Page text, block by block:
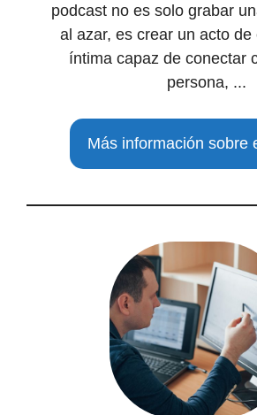
podcast no es solo grabar
al azar, es crear un acto de
íntima capaz de conectar
persona, ...
Más información sobre